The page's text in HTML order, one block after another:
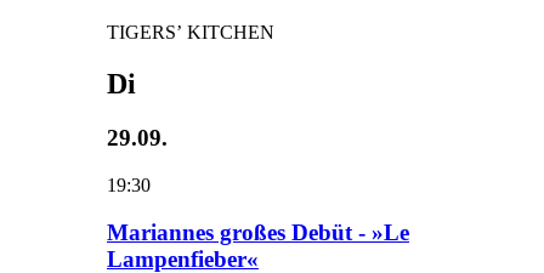
TIGERS’ KITCHEN
Di
29.09.
19:30
Mariannes großes Debüt - »Le
Lampenfieber«